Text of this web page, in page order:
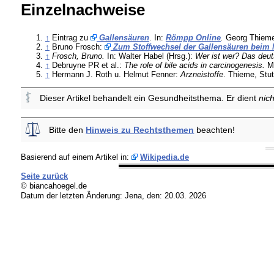
Einzelnachweise
↑ Eintrag zu Gallensäuren. In: Römpp Online. Georg
↑ Bruno Frosch:
Zum Stoffwechsel der Gallensäuren beim
↑ Frosch, Bruno. In: Walter Habel (Hrsg.): Wer ist wer? Das
↑ Debruyne PR et al.: The role of bile acids in carcinogenesis.
↑ Hermann J. Roth u. Helmut Fenner: Arzneistoffe. Thieme,
Dieser Artikel behandelt ein Gesundheitsthema. Er dient
Bitte den Hinweis zu Rechtsthemen beachten!
Basierend auf einem Artikel in: Wikipedia.de
Seite zurück
© biancahoegel.de
Datum der letzten Änderung: Jena, den: 20.03. 2026